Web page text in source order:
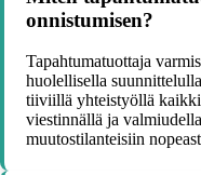
onnistumisen?
Tapahtumatuottaja
huolellisella
tiiviillä yhteistyöllä
viestinnällä ja
muutostilanteisiin